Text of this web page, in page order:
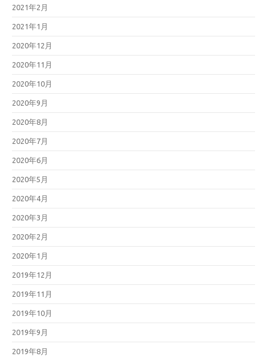
2021年2月
2021年1月
2020年12月
2020年11月
2020年10月
2020年9月
2020年8月
2020年7月
2020年6月
2020年5月
2020年4月
2020年3月
2020年2月
2020年1月
2019年12月
2019年11月
2019年10月
2019年9月
2019年8月